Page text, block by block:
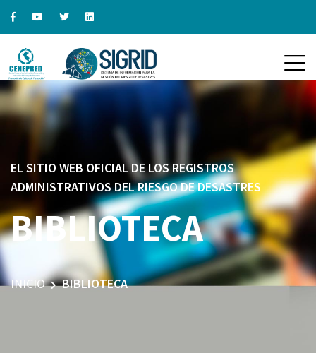
EL SITIO WEB OFICIAL DE LOS REGISTROS
ADMINISTRATIVOS DEL RIESGO DE DESASTRES
BIBLIOTECA
INICIO BIBLIOTECA